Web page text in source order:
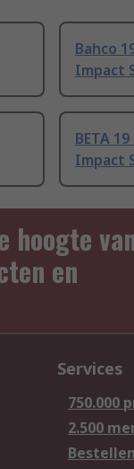
Bahco
Impact
BETA
Impact
hoogte
en
Services
750.000
2.500
Bestellen